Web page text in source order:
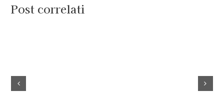
Post correlati